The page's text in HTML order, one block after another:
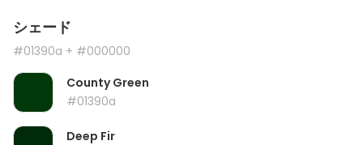
シェード
#01390a + #000000
County Green
#01390a
Deep Fir